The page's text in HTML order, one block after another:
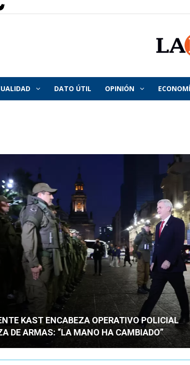
DATO ÚTIL OPINIÓN
KAST ENCABEZA OPERATIVO POLICIAL
DE ARMAS: “LA MANO HA CAMBIADO”